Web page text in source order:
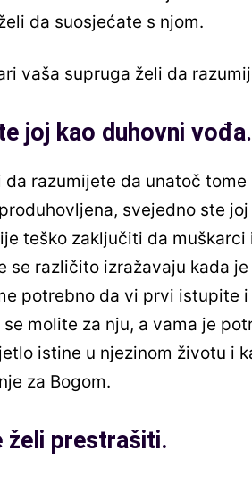
da suosjećate s njom.
vaša supruga želi da
joj kao duhovni vođa.
da razumijete da unatoč
svejedno ste
teško zaključiti da
se različito izražavaju kada
potrebno da vi prvi istupite
molite za nju, a vama je
istine u njezinom životu i
za Bogom.
želi prestrašiti.